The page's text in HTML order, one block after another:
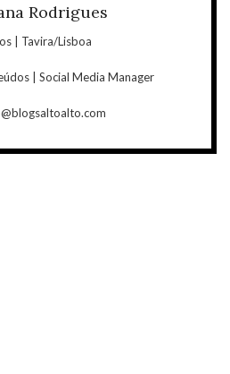
Rodrigues
| Tavira/Lisboa
| Social Media Manager